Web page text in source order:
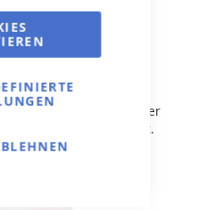
kristallklares Meerwasser
Atmosphäre schafft.